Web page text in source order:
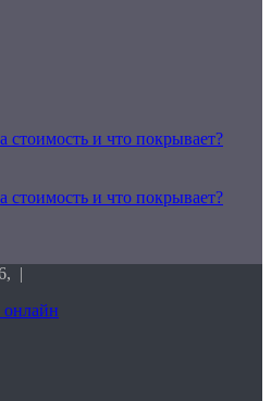
стоимость и что покрывает?
стоимость и что покрывает?
|